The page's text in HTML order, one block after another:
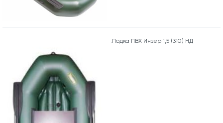
Лодка ПВХ Инзер 1,5 (310) НД